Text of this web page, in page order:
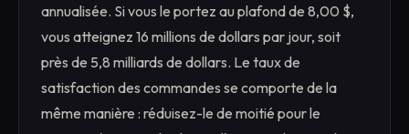
annualisée. Si vous le portez au plafond de 8,00 $,
vous atteignez 16 millions de dollars par jour, soit
près de 5,8 milliards de dollars. Le taux de
satisfaction des commandes se comporte de la
même manière : réduisez-le de moitié pour le